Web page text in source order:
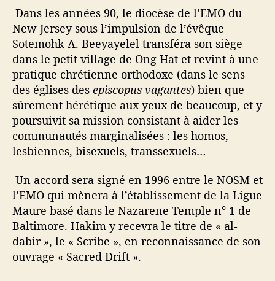
Dans les années 90, le diocèse de l’EMO du
New Jersey sous l’impulsion de l’évêque
Sotemohk A. Beeyayelel transféra son siège
dans le petit village de Ong Hat et revint à une
pratique chrétienne orthodoxe (dans le sens
des églises des episcopus vagantes) bien que
sûrement hérétique aux yeux de beaucoup, et y
poursuivit sa mission consistant à aider les
communautés marginalisées : les homos,
lesbiennes, bisexuels, transsexuels…
Un accord sera signé en 1996 entre le NOSM et
l’EMO qui mènera à l’établissement de la Ligue
Maure basé dans le Nazarene Temple n° 1 de
Baltimore. Hakim y recevra le titre de « al-
dabir », le « Scribe », en reconnaissance de son
ouvrage « Sacred Drift ».